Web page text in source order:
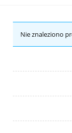
Nie znaleziono